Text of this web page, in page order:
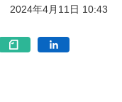
2024年4月11日 10:43